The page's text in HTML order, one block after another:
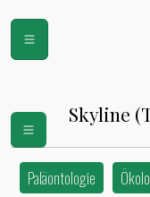
Skyline
Paläontologie